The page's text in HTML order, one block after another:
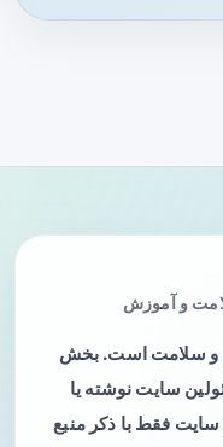
و آموزش
و سلامت است. بخش
سایت نوشته یا
سایت فقط با ذکر منبع